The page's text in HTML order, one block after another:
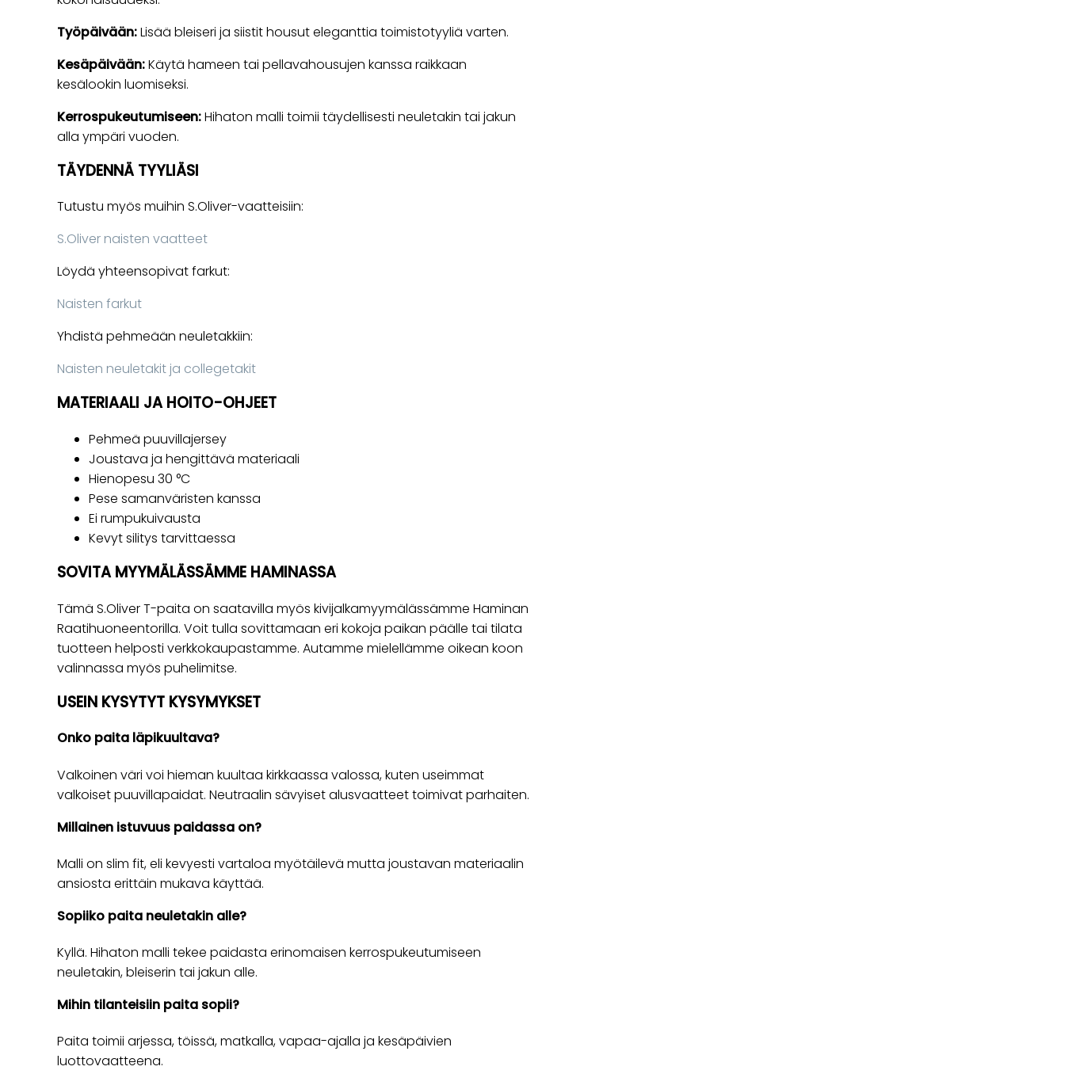
Työpäivään:Lisää bleiseri ja siistit housut eleganttia toimistotyyliä varten.
Kesäpäivään:Käytä hameen tai pellavahousujen kanssa raikkaan
kesälookin luomiseksi.
Kerrospukeutumiseen:Hihaton malli toimii täydellisesti neuletakin tai jakun
alla ympäri vuoden.
TÄYDENNÄ TYYLIÄSI
Tutustu myös muihin S.Oliver-vaatteisiin:
S.Oliver naisten vaatteet
Löydä yhteensopivat farkut:
Naisten farkut
Yhdistä pehmeään neuletakkiin:
Naisten neuletakit ja collegetakit
MATERIAALI JA HOITO-OHJEET
Pehmeä puuvillajersey
Joustava ja hengittävä materiaali
Hienopesu 30 °C
Pese samanväristen kanssa
Ei rumpukuivausta
Kevyt silitys tarvittaessa
SOVITA MYYMÄLÄSSÄMME HAMINASSA
Tämä S.Oliver T-paita on saatavilla myös kivijalkamyymälässämme Haminan
Raatihuoneentorilla. Voit tulla sovittamaan eri kokoja paikan päälle tai tilata
tuotteen helposti verkkokaupastamme. Autamme mielellämme oikean koon
valinnassa myös puhelimitse.
USEIN KYSYTYT KYSYMYKSET
Onko paita läpikuultava?
Valkoinen väri voi hieman kuultaa kirkkaassa valossa, kuten useimmat
valkoiset puuvillapaidat. Neutraalin sävyiset alusvaatteet toimivat parhaiten.
Millainen istuvuus paidassa on?
Malli on slim fit, eli kevyesti vartaloa myötäilevä mutta joustavan materiaalin
ansiosta erittäin mukava käyttää.
Sopiiko paita neuletakin alle?
Kyllä. Hihaton malli tekee paidasta erinomaisen kerrospukeutumiseen
neuletakin, bleiserin tai jakun alle.
Mihin tilanteisiin paita sopii?
Paita toimii arjessa, töissä, matkalla, vapaa-ajalla ja kesäpäivien
luottovaatteena.